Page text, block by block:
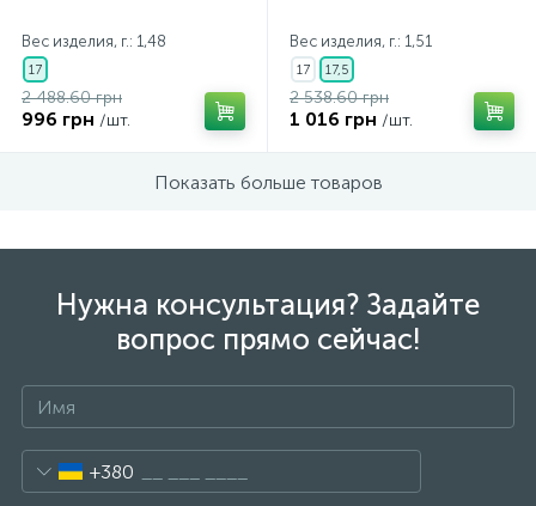
Вес изделия, г.: 1,48
17
2 488.60 грн
996 грн /шт.
Вес изделия, г.: 1,51
17 17,5
2 538.60 грн
1 016 грн /шт.
Показать больше товаров
Нужна консультация? Задайте
вопрос прямо сейчас!
+380